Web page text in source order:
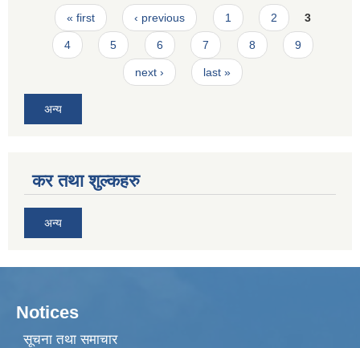
Pages
« first ‹ previous 1 2 3
4 5 6 7 8 9
next › last »
अन्य
कर तथा शुल्कहरु
अन्य
Notices
सूचना तथा समाचार